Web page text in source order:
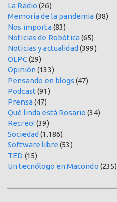
La Radio (26)
Memoria de la pandemia(38)
Nos importa(83)
Noticias de Robótica(65)
Noticias y actualidad (399)
OLPC(29)
Opinión(133)
Pensando en blogs (47)
Podcast (91)
Prensa(47)
Qué linda está Rosario (34)
Recreo!(39)
Sociedad (1.186)
Software libre (53)
TED (15)
Un tecnólogo en Macondo (235)